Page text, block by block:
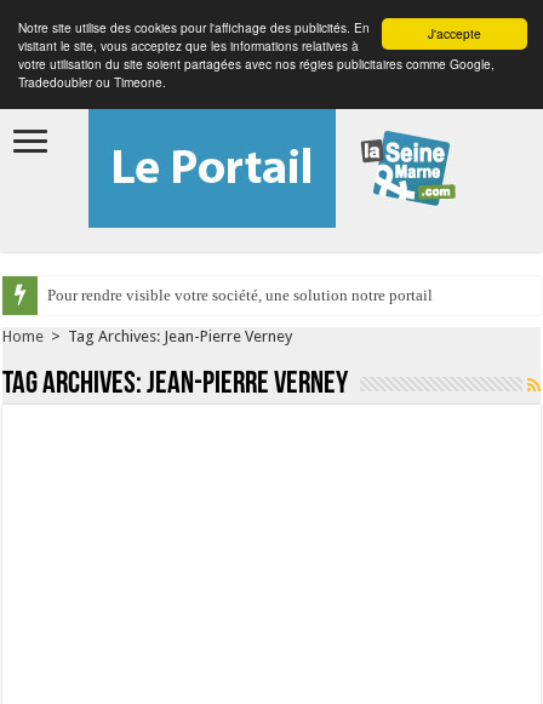
J'accepte
Notre site utilise des cookies pour l'affichage des publicités. En
visitant le site, vous acceptez que les informations relatives à
votre utilisation du site soient partagées avec nos régies publicitaires comme Google,
Tradedoubler ou Timeone.
Pour rendre visible votre société, une solution notre portail
Home > Tag Archives: Jean-Pierre Verney
Tag Archives:Jean-Pierre Verney